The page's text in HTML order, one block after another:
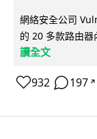
網絡安全公司
的 20 多款路由
讀全文
932 197 ↗